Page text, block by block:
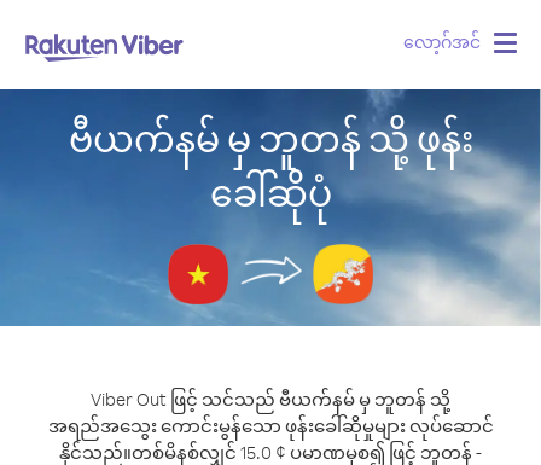
လော့ဂ်အင်
ဗီယက်နမ် မှ ဘူတန် သို့ ဖုန်း
ခေါ်ဆိုပုံ
Viber Out ဖြင့် သင်သည် ဗီယက်နမ် မှ ဘူတန် သို့
အရည်အသွေး ကောင်းမွန်သော ဖုန်းခေါ်ဆိုမှုများ လုပ်ဆောင်
နိုင်သည်။တစ်မိနစ်လျှင် 15.0 ¢ ပမာဏမှစ၍ ဖြင့် ဘူတန် -